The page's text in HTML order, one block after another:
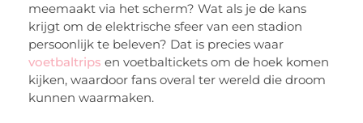
meemaakt via het scherm? Wat als je de kans
krijgt om de elektrische sfeer van een stadion
persoonlijk te beleven? Dat is precies waar
voetbaltrips en voetbaltickets om de hoek komen
kijken, waardoor fans overal ter wereld die droom
kunnen waarmaken.